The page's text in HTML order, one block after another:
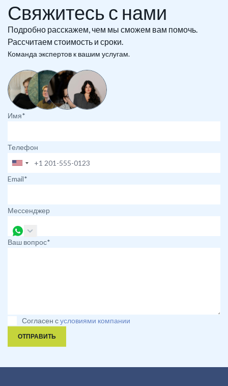
Свяжитесь с нами
Подробно расскажем, чем мы сможем вам помочь.
Рассчитаем стоимость и сроки.
Команда экспертов к вашим услугам.
Имя*
Телефон
Email*
Мессенджер
Ваш вопрос*
Согласен сусловиями компании
ОТПРАВИТЬ